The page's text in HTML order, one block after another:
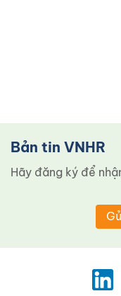
Bản tin VNHR
Hãy đăng ký để